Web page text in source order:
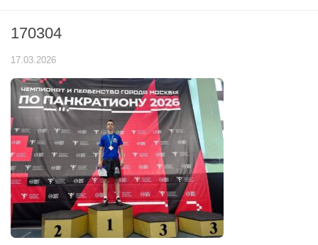
170304
17.03.2026